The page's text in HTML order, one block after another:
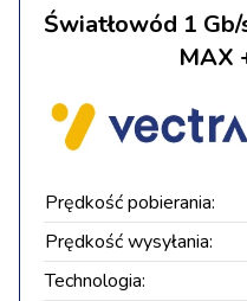
Światłowód 1
MAX
Prędkość pobierania:
Prędkość wysyłania:
Technologia: